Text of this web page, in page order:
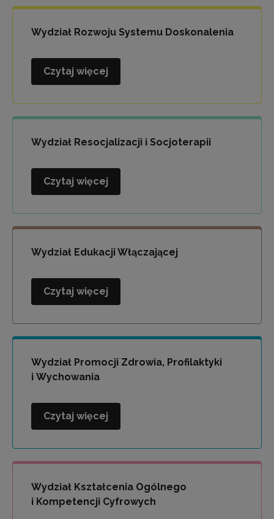
Wydział Rozwoju Systemu Doskonalenia
Wydział
Systemu
Doskonalenia
Czytaj więcej
Wydział Resocjalizacji i Socjoterapii
Wydział
i
Socjoterapii
Czytaj więcej
Wydział Edukacji Włączającej
Wydział
Włączającej
Czytaj więcej
Wydział Promocji Zdrowia, Profilaktyki
i Wychowania
Wydział
Zdrowia,
Profilaktyki
Wychowania
Czytaj więcej
Wydział Kształcenia Ogólnego
i Kompetencji Cyfrowych